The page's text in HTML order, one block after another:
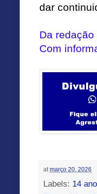
dar
Da
Com
at março 20, 2026
Labels: 14